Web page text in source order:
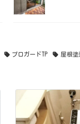
プロガードTP 屋根塗